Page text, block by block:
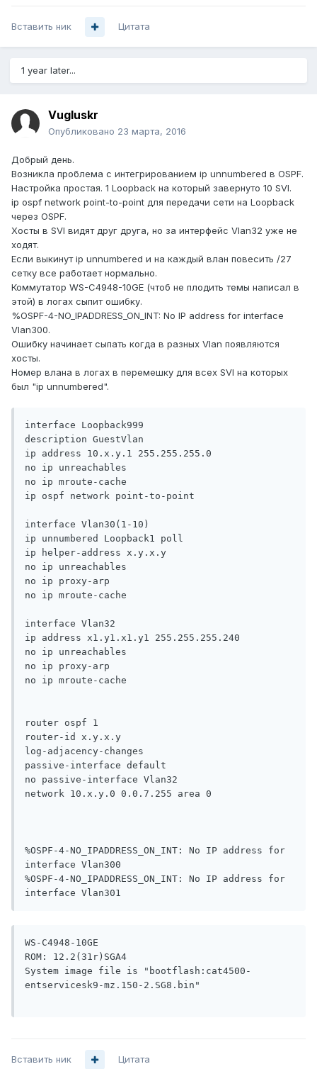
Вставить ник Цитата
1 year later...
Vugluskr
Опубликовано 23 марта, 2016
Добрый день.
Возникла проблема с интегрированием ip unnumbered в OSPF.
Настройка простая. 1 Loopback на который завернуто 10 SVI.
ip ospf network point-to-point для передачи сети на Loopback
через OSPF.
Хосты в SVI видят друг друга, но за интерфейс Vlan32 уже не
ходят.
Если выкинут ip unnumbered и на каждый влан повесить /27
сетку все работает нормально.
Коммутатор WS-C4948-10GE (чтоб не плодить темы написал в
этой) в логах сыпит ошибку.
%OSPF-4-NO_IPADDRESS_ON_INT: No IP address for interface
Vlan300.
Ошибку начинает сыпать когда в разных Vlan появляются
хосты.
Номер влана в логах в перемешку для всех SVI на которых
был "ip unnumbered".
interface Loopback999
description GuestVlan
ip address 10.x.y.1 255.255.255.0
no ip unreachables
no ip mroute-cache
ip ospf network point-to-point
interface Vlan30(1-10)
ip unnumbered Loopback1 poll
ip helper-address x.y.x.y
no ip unreachables
no ip proxy-arp
no ip mroute-cache
interface Vlan32
ip address x1.y1.x1.y1 255.255.255.240
no ip unreachables
no ip proxy-arp
no ip mroute-cache
router ospf 1
router-id x.y.x.y
log-adjacency-changes
passive-interface default
no passive-interface Vlan32
network 10.x.y.0 0.0.7.255 area 0
%OSPF-4-NO_IPADDRESS_ON_INT: No IP address for
interface Vlan300
%OSPF-4-NO_IPADDRESS_ON_INT: No IP address for
WS-C4948-10GE
ROM: 12.2(31r)SGA4
System image file is "bootflash:cat4500-
entservicesk9-mz.150-2.SG8.bin"
Вставить ник Цитата